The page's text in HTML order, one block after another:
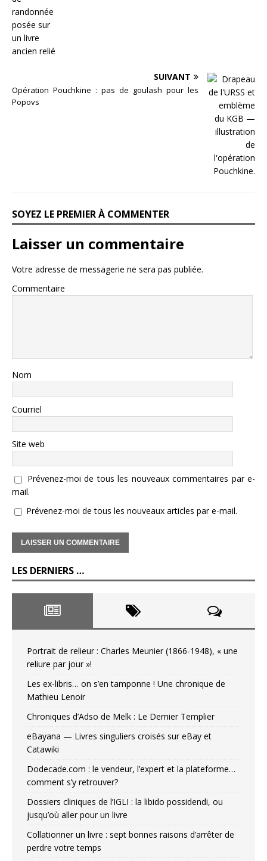
SUIVANT
Opération Pouchkine : pas de goulash pour les
Popovs
SOYEZ LE PREMIER À COMMENTER
Laisser un commentaire
Votre adresse de messagerie ne sera pas publiée.
Commentaire
Nom
Courriel
Site web
Prévenez-moi de tous les nouveaux commentaires par e-
mail.
Prévenez-moi de tous les nouveaux articles par e-mail.
LES DERNIERS …
Portrait de relieur : Charles Meunier (1866-1948), « une
reliure par jour »!
Les ex-libris… on s’en tamponne ! Une chronique de
Mathieu Lenoir
Chroniques d’Adso de Melk : Le Dernier Templier
eBayana — Livres singuliers croisés sur eBay et
Catawiki
Dodecade.com : le vendeur, l’expert et la plateforme…
comment s’y retrouver?
Dossiers cliniques de l’IGLI : la libido possidendi, ou
jusqu’où aller pour un livre
Collationner un livre : sept bonnes raisons d’arrêter de
perdre votre temps